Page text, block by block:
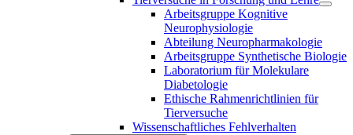
Arbeitsgruppe Kognitive
Neurophysiologie
Abteilung Neuropharmakologie
Arbeitsgruppe Synthetische Biologie
Laboratorium für Molekulare
Diabetologie
Ethische Rahmenrichtlinien für
Tierversuche
Wissenschaftliches Fehlverhalten